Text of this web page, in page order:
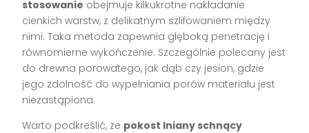
stosowanie obejmuje kilkukrotne nakładanie
cienkich warstw, z delikatnym szlifowaniem między
nimi. Taka metoda zapewnia głęboką penetrację i
równomierne wykończenie. Szczególnie polecany jest
do drewna porowatego, jak dąb czy jesion, gdzie
jego zdolność do wypełniania porów materiału jest
niezastąpiona.
Warto podkreślić, że pokost lniany schnący